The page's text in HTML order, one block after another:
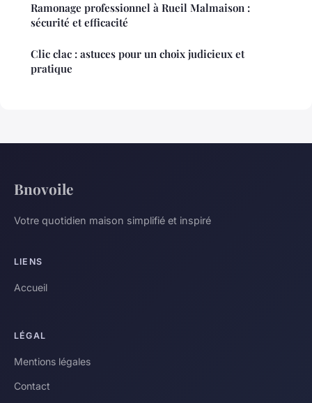
Ramonage professionnel à Rueil Malmaison :
sécurité et efficacité
Clic clac : astuces pour un choix judicieux et
pratique
Bnovoile
Votre quotidien maison simplifié et inspiré
LIENS
Accueil
LÉGAL
Mentions légales
Contact